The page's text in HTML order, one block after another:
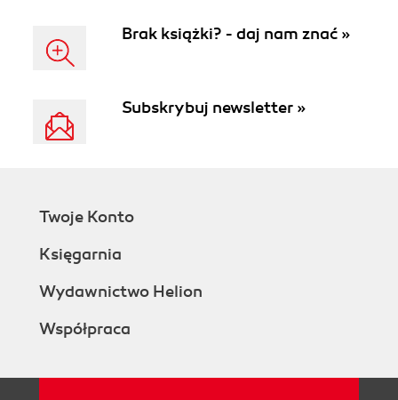
Brak książki? - daj nam znać »
Subskrybuj newsletter »
Twoje Konto
Księgarnia
Wydawnictwo Helion
Współpraca